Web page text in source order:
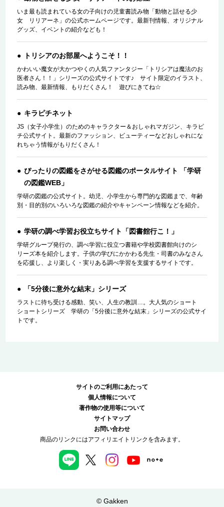
いま最も読まれている女の子向けの児童書読み物「動物と話せる少
女 リリアーネ」の公式ホームページです。最新刊情報、オリジナル
グッズ、イベントの紹介なども！
トリシアのお部屋へようこそ！！
かわいい魔女が大かつやくの人気ファンタジー「トリシアは魔法のお
医者さん！！」シリーズの公式サイトです♪ サイト限定のイラスト、
読み物、最新情報、もりだくさん！ 遊びにきてね☆
キラピチネット
JS（女子小学生）のためのキャラクター＆おしゃれマガジン、キラピ
チ公式サイト。最新のファッション、ビューティーなどおしゃれにな
れちゃう情報がもりだくさん！
ぴったりの図鑑をさがせる図鑑のポータルサイト 「学研
の図鑑WEB」
学研の図鑑の公式サイト。幼児、小学生から専門的な図鑑まで、年齢
別・目的別のいろいろな図鑑の紹介やキャンペーン情報などを紹介。
学研の調べ学習お役立ちサイト「図書館行こ！」
学研グループ発行の、調べ学習に役立つ書籍や学校図書館向けのシ
リーズ本を紹介します。子供の学びにかかわる先生・司書のみなさん
を応援し、より楽しく・実りある調べ学習を支援するサイトです。
「5分後に意外な結末」シリーズ
ラストに待ち受ける感動、笑い、人生の教訓…。大人気のショート
ショートシリーズ 学研の「5分後に意外な結末」シリーズの公式サイ
トです。
サイトのご利用にあたって
個人情報について
著作物の使用等について
サイトマップ
お問い合わせ
商品のリンクにはアフィリエイトリンクを含みます。
© Gakken